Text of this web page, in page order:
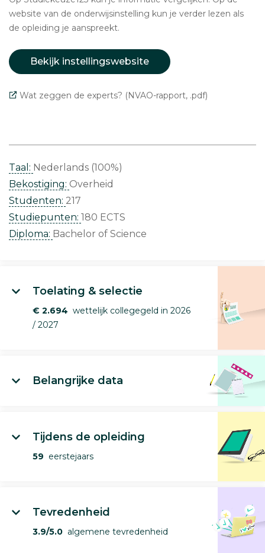
website van de onderwijsinstelling kun je verder lezen als
de opleiding je aanspreekt.
Bekijk instellingswebsite
Wat zeggen de experts? (NVAO-rapport, .pdf)
Taal: Nederlands (100%)
Bekostiging: Overheid
Studenten: 217
Studiepunten: 180 ECTS
Diploma: Bachelor of Science
Toelating & selectie
€ 2.694 wettelijk collegegeld in 2026
/ 2027
Belangrijke data
Tijdens de opleiding
59 eerstejaars
Tevredenheid
3.9/5.0 algemene tevredenheid